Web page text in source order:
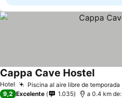
Hotel Piscina al aire libre de temporada
Cappa Cave Hostel
9,2 Excelente 1.035 a 0.4 km